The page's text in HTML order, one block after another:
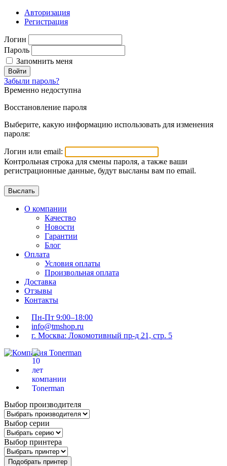
Авторизация
Регистрация
Логин
Пароль
Запомнить меня
Войти
Забыли пароль?
Временно недоступна
Восстановление пароля
Выберите, какую информацию использовать для изменения
пароля:
Логин или email:
Контрольная строка для смены пароля, а также ваши
регистрационные данные, будут высланы вам по email.
О компании
Качество
Новости
Гарантии
Блог
Оплата
Условия оплаты
Произвольная оплата
Доставка
Отзывы
Контакты
Пн-Пт 9:00–18:00
info@tmshop.ru
г. Москва: Локомотивный пр-д 21, стр. 5
Выбор производителя
Выбор серии
Выбор принтера
Подобрать принтер